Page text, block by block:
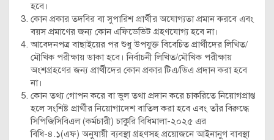
হবে।
কোন প্রকার তদবির বা সুপারিশ প্রার্থীর অযোগ্যতা প্রমান করবে এবং
বয়স প্রমাণের জন্য কোন এফিডেভিট গ্রহণযোগ্য হবে না।
আবেদনপত্র বাছাইয়ের পর শুধু উপযুক্ত বিবেচিত প্রার্থীদের লিখিত/
মৌখিক পরীক্ষায় ডাকা হবে। নির্বাচনী লিখিত/মৌখিক পরীক্ষায়
অংশগ্রহণের জন্য প্রার্থীদের কোন প্রকার টিএ/ডিএ প্রদান করা হবে
না।
কোন তথ্য গোপন করে বা ভুল তথা প্রদান করে চাকরিতে নিয়োগপ্রাপ্ত
হলে সংশিষ্ট প্রার্থীর নিয়োগাদেশ বাতিল করা হবে এবং তাঁর বিরুদ্ধে
সিপিজিসিবিএল (কর্মচারী) চাকুরি বিধিমালা-২০২৫ এর
বিধি-৪.১(এফ) অনুযায়ী ব্যবস্থা গ্রহণসহ প্রয়োজনে আইনানুগ বাবস্থা